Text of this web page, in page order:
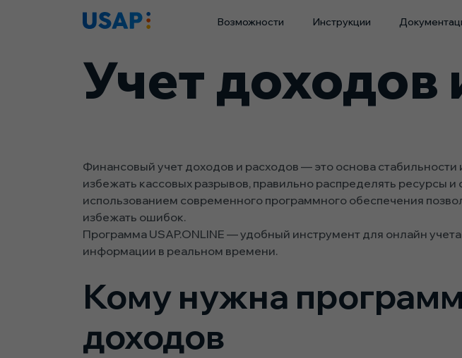
Возможности Инструкции
Учет доходов
Финансовый учет доходов и расходов — это основа стабильности
избежать кассовых разрывов, правильно распределять ресурсы
использованием современного программного обеспечения
избежать ошибок.
Программа USAP.ONLINE — удобный инструмент для онлайн
информации в реальном времени.
Кому нужна
доходов